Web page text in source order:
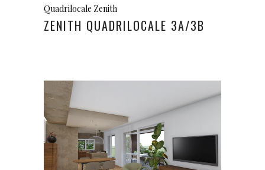
Quadrilocale Zenith
ZENITH QUADRILOCALE 3A/3B